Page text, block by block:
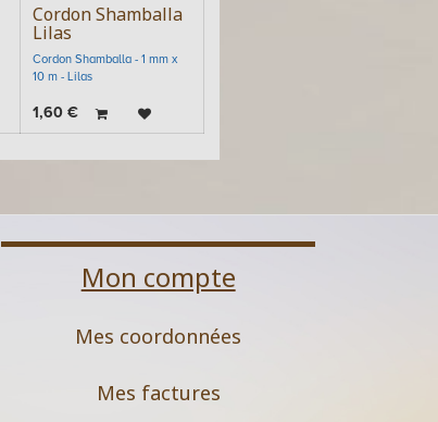
Cordon Shamballa
Lilas
Cordon Shamballa - 1 mm x
10 m - Lilas
1,60€
Mon compte
Mes coordonnées
Mes factures